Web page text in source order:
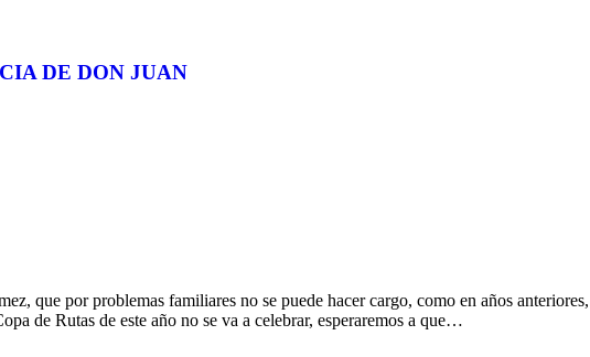
DE DON JUAN
que por problemas familiares no se puede hacer cargo, como en años
de Rutas de este año no se va a celebrar, esperaremos a que…